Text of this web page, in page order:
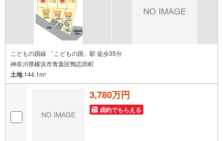
こどもの国線 「こどもの国」駅 徒歩35分
神奈川県横浜市青葉区鴨志田町
土地144.1m2
3,780万円
成約でもらえる